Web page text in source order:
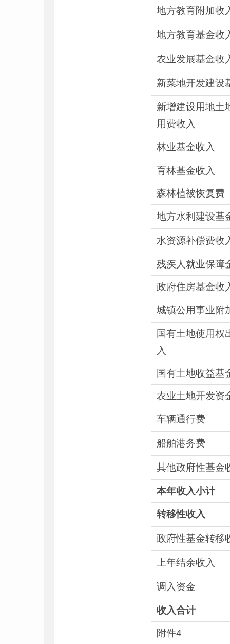
地方教育附加收
地方教育基金收
农业发展基金收
新菜地开发建设
新增建设用地土
用费收入
林业基金收入
育林基金收入
森林植被恢复费
地方水利建设基
水资源补偿费收
残疾人就业保障
政府住房基金收
城镇公用事业附
国有土地使用权
入
国有土地收益基
农业土地开发资
车辆通行费
船舶港务费
其他政府性基金
本年收入小计
转移性收入
政府性基金转移
上年结余收入
调入资金
收入合计
附件4